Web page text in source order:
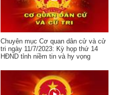
Chuyên mục Cơ quan dân cử và cử
tri ngày 11/7/2023: Kỳ họp thứ 14
HĐND tỉnh niềm tin và hy vọng